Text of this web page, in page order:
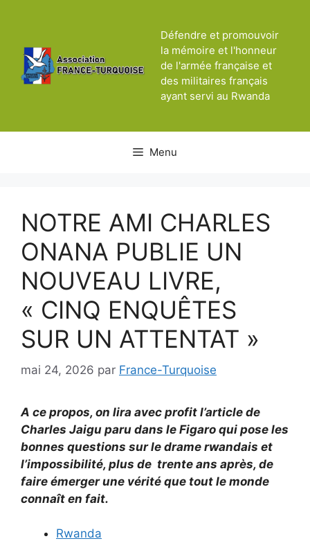
Défendre et promouvoir
la mémoire et l'honneur
de l'armée française et
des militaires français
ayant servi au Rwanda
Menu
NOTRE AMI CHARLES
ONANA PUBLIE UN
NOUVEAU LIVRE,
« CINQ ENQUÊTES
SUR UN ATTENTAT »
mai 24, 2026 par France-Turquoise
A ce propos, on lira avec profit l’article de
Charles Jaigu paru dans le Figaro qui pose les
bonnes questions sur le drame rwandais et
l’impossibilité, plus de trente ans après, de
faire émerger une vérité que tout le monde
connaît en fait.
Rwanda